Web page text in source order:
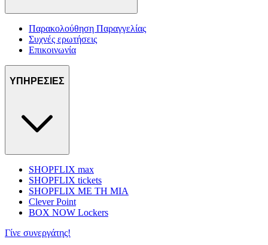
Παρακολούθηση Παραγγελίας
Συχνές ερωτήσεις
Επικοινωνία
ΥΠΗΡΕΣΙΕΣ
SHOPFLIX max
SHOPFLIX tickets
SHOPFLIX ΜΕ ΤΗ ΜΙΑ
Clever Point
BOX NOW Lockers
Γίνε συνεργάτης!